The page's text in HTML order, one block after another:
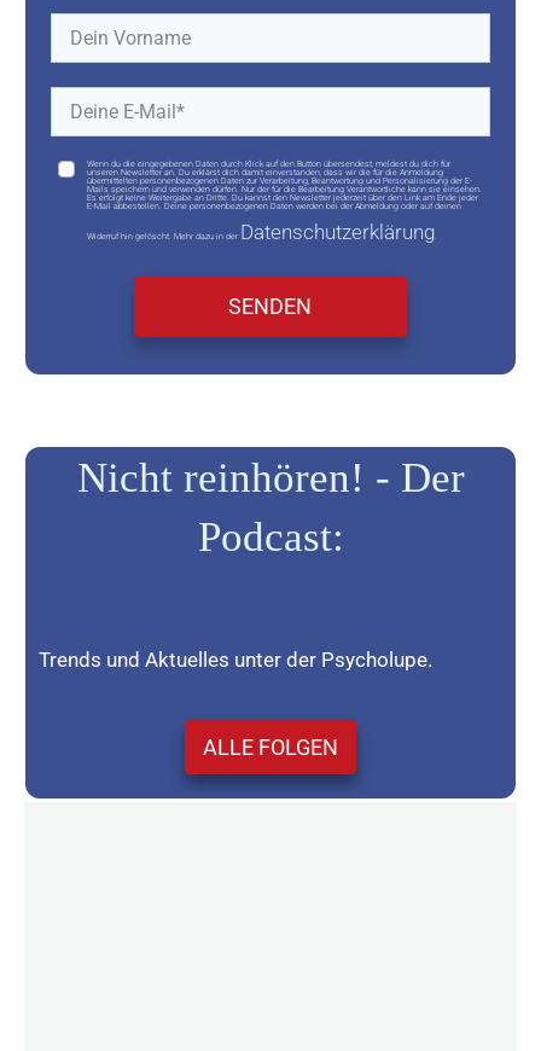
Wenn du die eingegebenen Daten durch Klick auf den Button übersendest, meldest du dich für
unseren Newsletter an. Du erklärst dich damit einverstanden, dass wir die für die Anmeldung
übermittelten personenbezogenen Daten zur Verarbeitung, Beantwortung und Personalisierung der E-
Mails speichern und verwenden dürfen. Nur der für die Bearbeitung Verantwortliche kann sie einsehen.
Es erfolgt keine Weitergabe an Dritte. Du kannst den Newsletter jederzeit über den Link am Ende jeder
E-Mail abbestellen. Deine personenbezogenen Daten werden bei der Abmeldung oder auf deinen
Widerruf hin gelöscht. Mehr dazu in der Datenschutzerklärung.
SENDEN
Nicht reinhören! - Der
Podcast:
Trends und Aktuelles unter der Psycholupe.
ALLE FOLGEN